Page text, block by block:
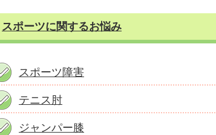
スポーツに関するお悩み
スポーツ障害
テニス肘
ジャンパー膝